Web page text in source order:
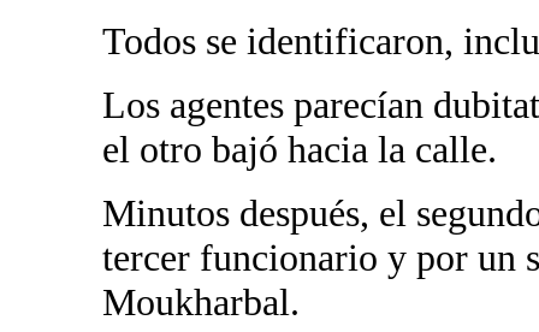
Todos se identificaron,
Los agentes parecían
el otro bajó hacia la calle.
Minutos después, el
tercer funcionario y por un
Moukharbal.